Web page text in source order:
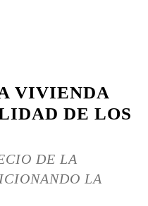
VIVIENDA
DE LOS
DE LA
LA